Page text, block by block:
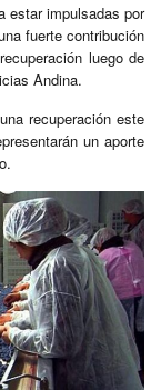
estar impulsadas por
fuerte contribución
luego de
Andina.
recuperación este
un aporte